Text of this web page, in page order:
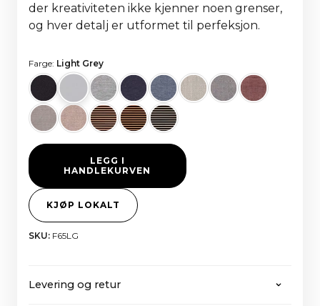
der kreativiteten ikke kjenner noen grenser,
og hver detalj er utformet til perfeksjon.
Farge: Light Grey
LEGG I
HANDLEKURVEN
KJØP LOKALT
SKU: F65LG
Levering og retur